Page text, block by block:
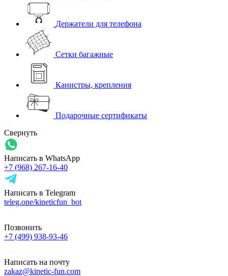
Держатели для телефона
Сетки багажные
Канистры, крепления
Подарочные сертификаты
Свернуть
Написать в WhatsApp
+7 (968) 267-16-40
Написать в Telegram
teleg.one/kineticfun_bot
Позвонить
+7 (499) 938-93-46
Написать на почту
zakaz@kinetic-fun.com